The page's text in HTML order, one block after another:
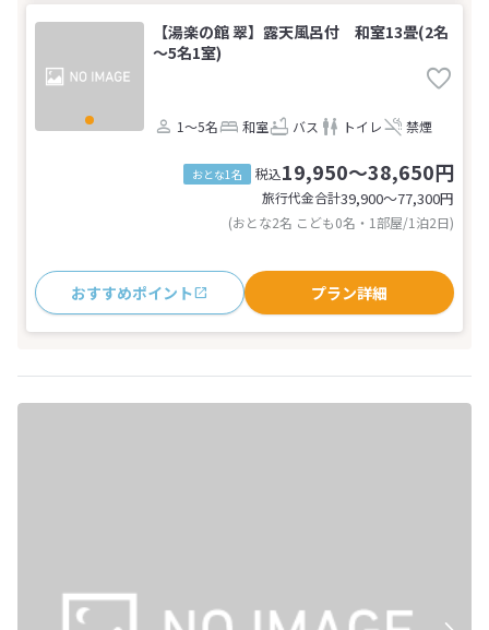
【湯楽の館 翠】露天風呂付 和室13畳(2名
～5名1室)
1～5名 和室 バス トイレ 禁煙
おとな1名 税込19,950～38,650円
旅行代金合計39,900〜77,300円
(おとな2名 こども0名・1部屋/1泊2日)
おすすめポイント プラン詳細